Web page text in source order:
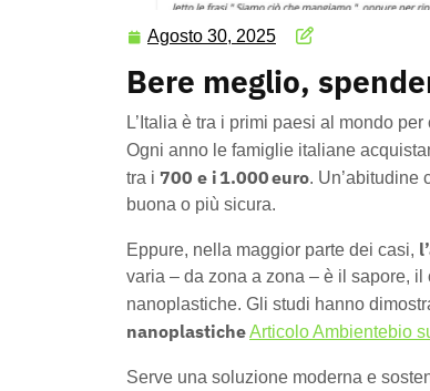
Agosto 30, 2025
Bere meglio,
L’Italia è tra i primi paesi al mondo
Ogni anno le famiglie italiane
tra i 700 e i 1.000 euro. Un’abitudine
buona o più sicura.
Eppure, nella maggior parte dei casi,
varia – da zona a zona – è il sapore,
nanoplastiche. Gli studi hanno
nanoplasticheArticolo Ambientebio
Serve una soluzione moderna e